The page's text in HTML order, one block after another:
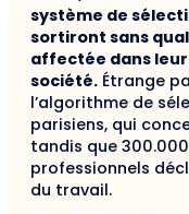
système de
sortiront sans
affectée dans
société. Étrange
l’algorithme de
parisiens, qui
tandis que
professionnels
du travail.